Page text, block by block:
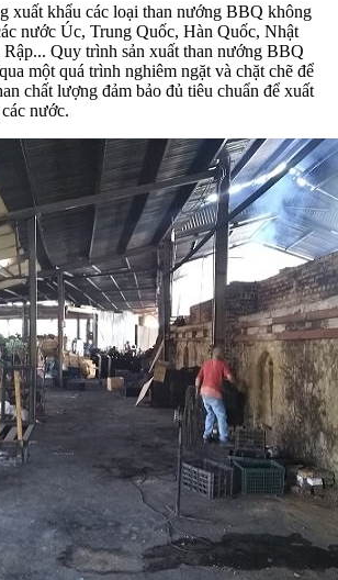
xuất khẩu các loại than nướng BBQ không
nước Úc, Trung Quốc, Hàn Quốc, Nhật
Quy trình sản xuất than nướng BBQ
một quá trình nghiêm ngặt và chặt chẽ để
chất lượng đảm bảo đủ tiêu chuẩn để xuất
nước.